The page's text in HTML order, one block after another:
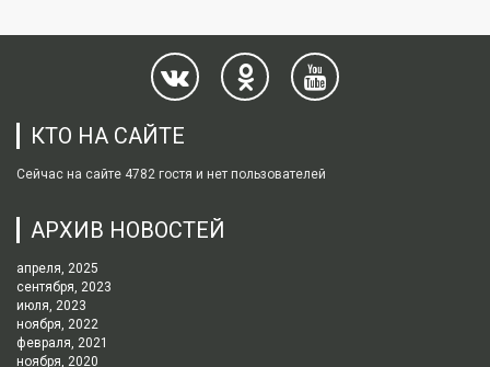
КТО НА САЙТЕ
Сейчас на сайте 4782 гостя и нет пользователей
АРХИВ НОВОСТЕЙ
апреля, 2025
сентября, 2023
июля, 2023
ноября, 2022
февраля, 2021
ноября, 2020